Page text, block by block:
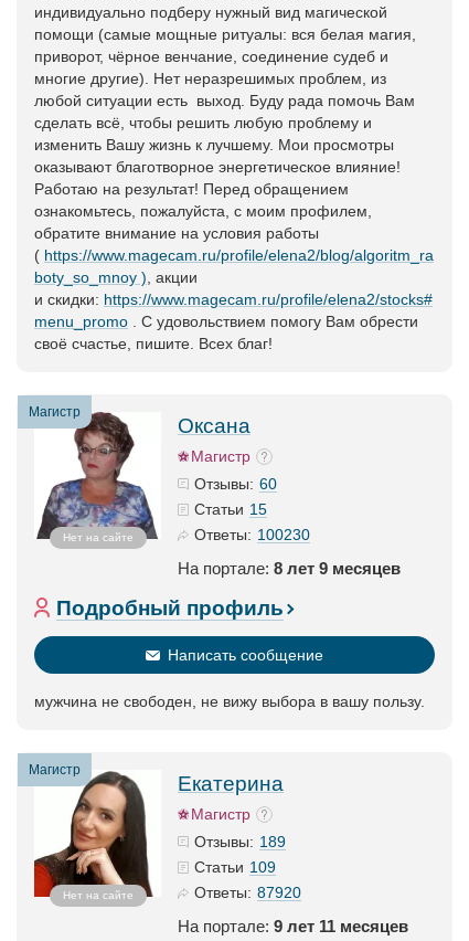
индивидуально подберу нужный вид магической
помощи (самые мощные ритуалы: вся белая магия,
приворот, чёрное венчание, соединение судеб и
многие другие). Нет неразрешимых проблем, из
любой ситуации есть выход. Буду рада помочь Вам
сделать всё, чтобы решить любую проблему и
изменить Вашу жизнь к лучшему. Мои просмотры
оказывают благотворное энергетическое влияние!
Работаю на результат! Перед обращением
ознакомьтесь, пожалуйста, с моим профилем,
обратите внимание на условия работы
( https://www.magecam.ru/profile/elena2/blog/algoritm_ra
boty_so_mnoy ) , акции
и скидки: https://www.magecam.ru/profile/elena2/stocks#
menu_promo . С удовольствием помогу Вам обрести
своё счастье, пишите. Всех благ!
Магистр
Нет на сайте
Оксана
Магистр
Отзывы: 60
Статьи 15
Ответы: 100230
На портале: 8 лет 9 месяцев
Подробный профиль
Написать сообщение
мужчина не свободен, не вижу выбора в вашу пользу.
Магистр
Нет на сайте
Екатерина
Магистр
Отзывы: 189
Статьи 109
Ответы: 87920
На портале: 9 лет 11 месяцев